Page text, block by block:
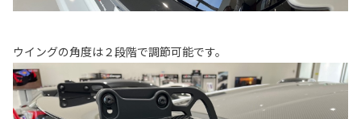
ウイングの角度は２段階で調節可能です。